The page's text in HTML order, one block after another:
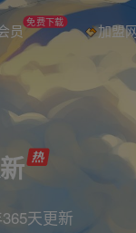
员 免费下载 加盟
天更新